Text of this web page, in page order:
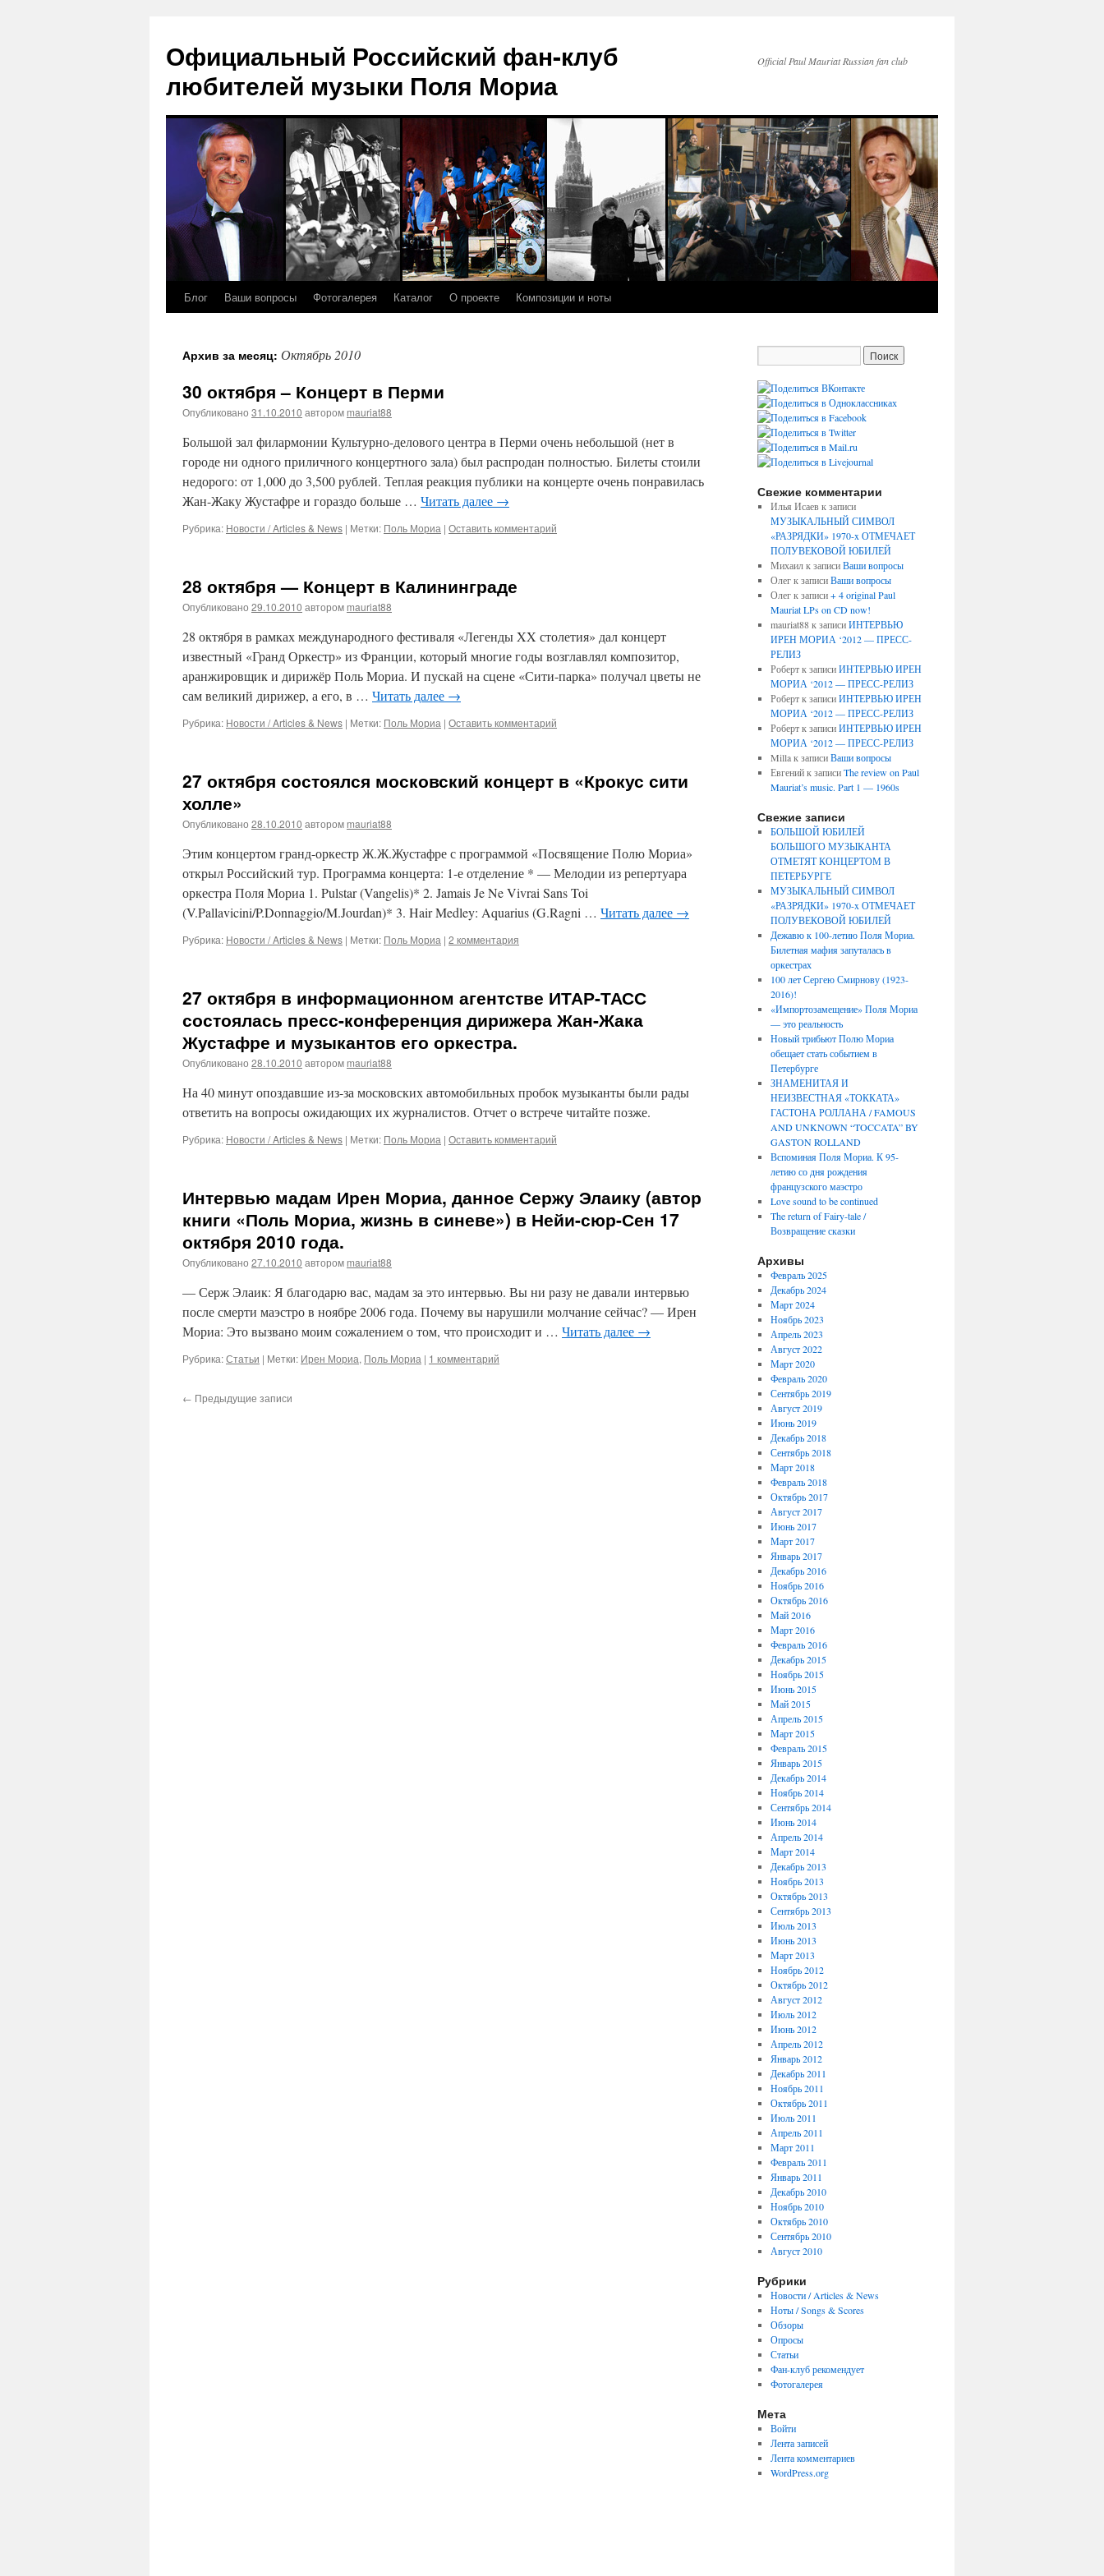
Официальный Российский фан-клуб
любителей музыки Поля Мориа
Official Paul Mauriat Russian fan club
Перейти
содержимому
Блог Ваши вопросы Фотогалерея Каталог О проекте Композиции и ноты
Архив за месяц: Октябрь 2010
30 октября – Концерт в Перми
Опубликовано 31.10.2010 автором mauriat88
Большой зал филармонии Культурно-делового центра в Перми очень небольшой (нет в
городе ни одного приличного концертного зала) был распродан полностью. Билеты стоили
недорого: от 1,000 до 3,500 рублей. Теплая реакция публики на концерте очень понравилась
Жан-Жаку Жустафре и гораздо больше … Читать далее →
Рубрика: Новости / Articles & News | Метки: Поль Мориа | Оставить комментарий
28 октября — Концерт в Калининграде
Опубликовано 29.10.2010 автором mauriat88
28 октября в рамках международного фестиваля «Легенды XX столетия» дал концерт
известный «Гранд Оркестр» из Франции, который многие годы возглавлял композитор,
аранжировщик и дирижёр Поль Мориа. И пускай на сцене «Сити-парка» получал цветы не
сам великий дирижер, а его, в … Читать далее →
Рубрика: Новости / Articles & News | Метки: Поль Мориа | Оставить комментарий
27 октября состоялся московский концерт в «Крокус сити
холле»
Опубликовано 28.10.2010 автором mauriat88
Этим концертом гранд-оркестр Ж.Ж.Жустафре с программой «Посвящение Полю Мориа»
открыл Российский тур. Программа концерта: 1-е отделение * — Мелодии из репертуара
оркестра Поля Мориа 1. Pulstar (Vangelis)* 2. Jamais Je Ne Vivrai Sans Toi
(V.Pallavicini/P.Donnaggio/M.Jourdan)* 3. Hair Medley: Aquarius (G.Ragni … Читать далее →
Рубрика: Новости / Articles & News | Метки: Поль Мориа | 2 комментария
27 октября в информационном агентстве ИТАР-ТАСС
состоялась пресс-конференция дирижера Жан-Жака
Жустафре и музыкантов его оркестра.
Опубликовано 28.10.2010 автором mauriat88
На 40 минут опоздавшие из-за московских автомобильных пробок музыканты были рады
ответить на вопросы ожидающих их журналистов. Отчет о встрече читайте позже.
Рубрика: Новости / Articles & News | Метки: Поль Мориа | Оставить комментарий
Интервью мадам Ирен Мориа, данное Сержу Элаику (автор
книги «Поль Мориа, жизнь в синеве») в Нейи-сюр-Сен 17
октября 2010 года.
Опубликовано 27.10.2010 автором mauriat88
— Серж Элаик: Я благодарю вас, мадам за это интервью. Вы ни разу не давали интервью
после смерти маэстро в ноябре 2006 года. Почему вы нарушили молчание сейчас? — Ирен
Мориа: Это вызвано моим сожалением о том, что происходит и … Читать далее →
Рубрика:Статьи | Метки: Ирен Мориа, Поль Мориа | 1 комментарий
← Предыдущие записи
Свежие комментарии
Илья Исаевк записи
МУЗЫКАЛЬНЫЙ СИМВОЛ
«РАЗРЯДКИ» 1970-x ОТМЕЧАЕТ
ПОЛУВЕКОВОЙ ЮБИЛЕЙ
Михаилк записиВаши вопросы
Олегк записиВаши вопросы
Олегк записи+ 4 original Paul
Mauriat LPs on CD now!
mauriat88к записиИНТЕРВЬЮ
ИРЕН МОРИА ‘2012 — ПРЕСС-
РЕЛИЗ
Робертк записиИНТЕРВЬЮ ИРЕН
МОРИА ‘2012 — ПРЕСС-РЕЛИЗ
Робертк записиИНТЕРВЬЮ ИРЕН
МОРИА ‘2012 — ПРЕСС-РЕЛИЗ
Робертк записиИНТЕРВЬЮ ИРЕН
МОРИА ‘2012 — ПРЕСС-РЕЛИЗ
Millaк записиВаши вопросы
Евгенийк записиThe review on Paul
Mauriat’s music. Part 1 — 1960s
Свежие записи
БОЛЬШОЙ ЮБИЛЕЙ
БОЛЬШОГО МУЗЫКАНТА
ОТМЕТЯТ КОНЦЕРТОМ В
ПЕТЕРБУРГЕ
МУЗЫКАЛЬНЫЙ СИМВОЛ
«РАЗРЯДКИ» 1970-x ОТМЕЧАЕТ
ПОЛУВЕКОВОЙ ЮБИЛЕЙ
Дежавю к 100-летию Поля Мориа.
Билетная мафия запуталась в
оркестрах
100 лет Сергею Смирнову (1923-
2016)!
«Импортозамещение» Поля Мориа
— это реальность
Новый трибьют Полю Мориа
обещает стать событием в
Петербурге
ЗНАМЕНИТАЯ И
НЕИЗВЕСТНАЯ «ТОККАТА»
ГАСТОНА РОЛЛАНА / FAMOUS
AND UNKNOWN “TOCCATA” BY
GASTON ROLLAND
Вспоминая Поля Мориа. К 95-
летию со дня рождения
французского маэстро
Love sound to be continued
The return of Fairy-tale /
Возвращение сказки
Архивы
Февраль 2025
Декабрь 2024
Март 2024
Ноябрь 2023
Апрель 2023
Август 2022
Март 2020
Февраль 2020
Сентябрь 2019
Август 2019
Июнь 2019
Декабрь 2018
Сентябрь 2018
Март 2018
Февраль 2018
Октябрь 2017
Август 2017
Июнь 2017
Март 2017
Январь 2017
Декабрь 2016
Ноябрь 2016
Октябрь 2016
Май 2016
Март 2016
Февраль 2016
Декабрь 2015
Ноябрь 2015
Июнь 2015
Май 2015
Апрель 2015
Март 2015
Февраль 2015
Январь 2015
Декабрь 2014
Ноябрь 2014
Сентябрь 2014
Июнь 2014
Апрель 2014
Март 2014
Декабрь 2013
Ноябрь 2013
Октябрь 2013
Сентябрь 2013
Июль 2013
Июнь 2013
Март 2013
Ноябрь 2012
Октябрь 2012
Август 2012
Июль 2012
Июнь 2012
Апрель 2012
Январь 2012
Декабрь 2011
Ноябрь 2011
Октябрь 2011
Июль 2011
Апрель 2011
Март 2011
Февраль 2011
Январь 2011
Декабрь 2010
Ноябрь 2010
Октябрь 2010
Сентябрь 2010
Август 2010
Рубрики
Новости / Articles & News
Ноты / Songs & Scores
Обзоры
Опросы
Статьи
Фан-клуб рекомендует
Фотогалерея
Мета
Войти
Лента записей
Лента комментариев
WordPress.org